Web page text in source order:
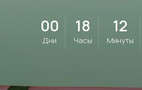
00
Дни
18
Часы
12
Минуты